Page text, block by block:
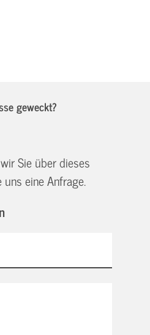
geweckt?
Sie über dieses
eine Anfrage.